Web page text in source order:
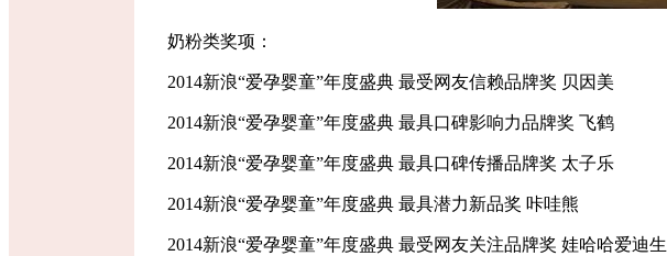
奶粉类奖项：
2014新浪“爱孕婴童”年度盛典 最受网友信赖品牌奖 贝因美
2014新浪“爱孕婴童”年度盛典 最具口碑影响力品牌奖 飞鹤
2014新浪“爱孕婴童”年度盛典 最具口碑传播品牌奖 太子乐
2014新浪“爱孕婴童”年度盛典 最具潜力新品奖 咔哇熊
2014新浪“爱孕婴童”年度盛典 最受网友关注品牌奖 娃哈哈爱迪生